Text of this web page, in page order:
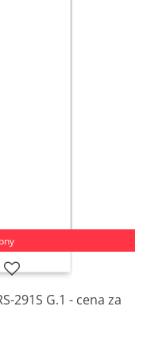
291S G.1 - cena za